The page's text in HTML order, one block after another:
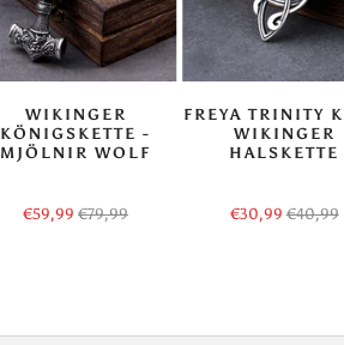
WIKINGER
KÖNIGSKETTE -
MJÖLNIR WOLF
€59,99 €79,99
FREYA TRINITY
WIKINGER
HALSKETTE
€30,99 €40,99